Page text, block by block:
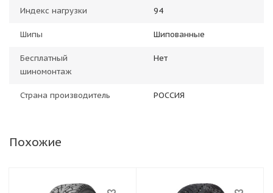
Индекс нагрузки 94
Шипы Шипованные
Бесплатный
шиномонтаж
Нет
Страна производитель РОССИЯ
Похожие